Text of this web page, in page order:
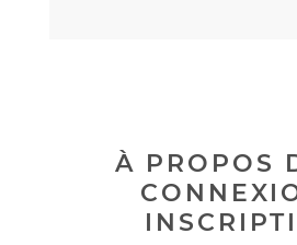
À PROPOS